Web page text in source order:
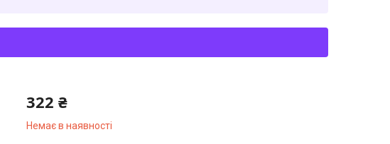
322 ₴
Немає в наявності